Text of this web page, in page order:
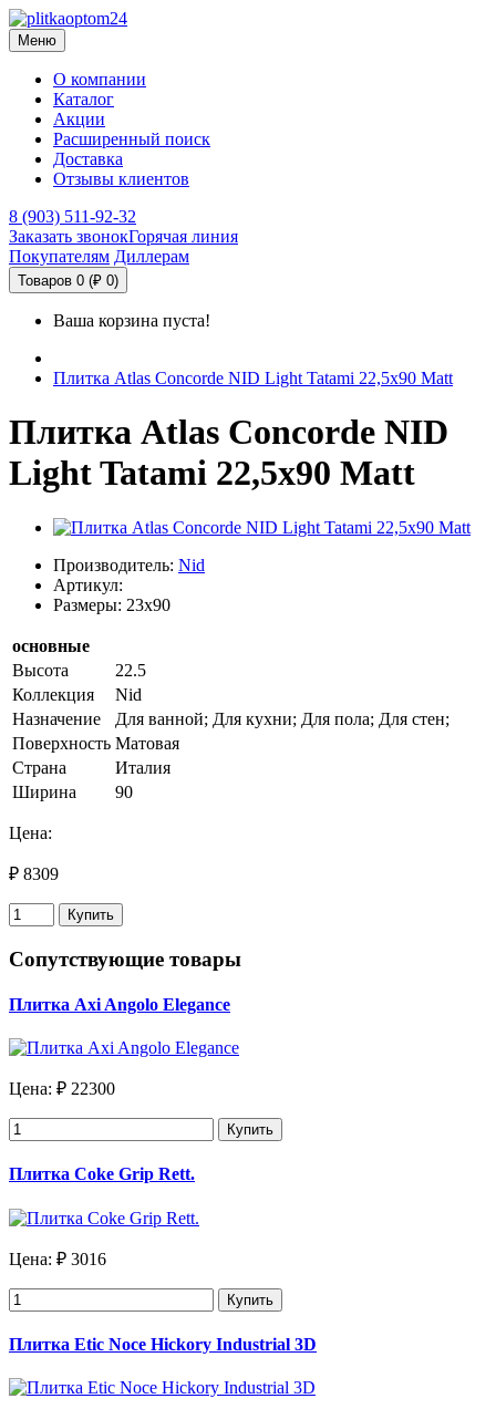
Меню
О компании
Каталог
Акции
Расширенный поиск
Доставка
Отзывы клиентов
8 (903) 511-92-32
Заказать звонокГорячая линия
Покупателям Диллерам
Товаров 0 (₽ 0)
Ваша корзина пуста!
Плитка Atlas Concorde NID Light Tatami 22,5x90 Matt
Плитка Atlas Concorde NID
Light Tatami 22,5x90 Matt
Производитель: Nid
Артикул:
Размеры: 23x90
основные
Высота
22.5
Коллекция
Nid
Назначение
Для ванной; Для кухни; Для пола; Для стен;
Поверхность Матовая
Страна
Италия
Ширина
90
Цена:
₽ 8309
Купить
Сопутствующие товары
Плитка Axi Angolo Elegance
Цена: ₽ 22300
Купить
Плитка Coke Grip Rett.
Цена: ₽ 3016
Купить
Плитка Etic Noce Hickory Industrial 3D